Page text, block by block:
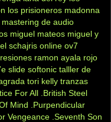
los prisioneros madonna
mastering de audio
miguel mateos miguel y
schajris online ov7
ramon ayala rojo
slide softonic talller de
tori kelly tranzas
For All .British Steel
Mind
.Purpendicular
Vengeance .Seventh Son